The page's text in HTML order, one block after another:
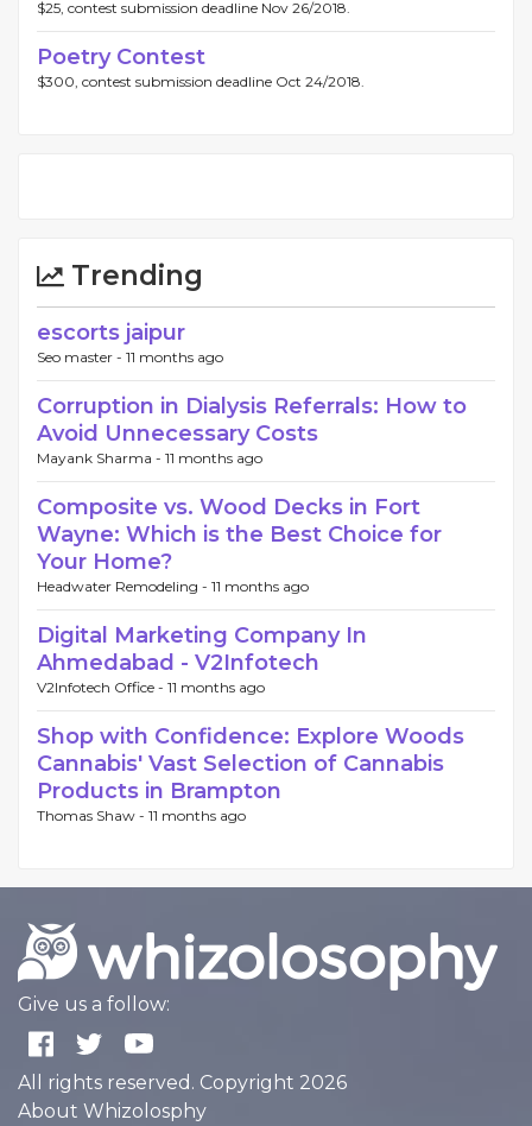
$25, contest submission deadline Nov 26/2018.
Poetry Contest
$300, contest submission deadline Oct 24/2018.
Trending
escorts jaipur
Seo master - 11 months ago
Corruption in Dialysis Referrals: How to
Avoid Unnecessary Costs
Mayank Sharma - 11 months ago
Composite vs. Wood Decks in Fort
Wayne: Which is the Best Choice for
Your Home?
Headwater Remodeling - 11 months ago
Digital Marketing Company In
Ahmedabad - V2Infotech
V2Infotech Office - 11 months ago
Shop with Confidence: Explore Woods
Cannabis' Vast Selection of Cannabis
Products in Brampton
Thomas Shaw - 11 months ago
Give us a follow:
All rights reserved. Copyright 2026
About Whizolosphy